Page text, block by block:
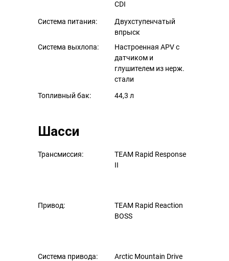
Шасси
Трансмиссия:
TEAM Rapid Response
II
Привод:
TEAM Rapid Reaction
BOSS
Система привода: Arctic Mountain Drive
CDI
Система питания:
Двухступенчатый
впрыск
Система выхлопа:
Настроенная APV с
датчиком и
глушителем из нерж.
стали
Топливный бак:
44,3 л